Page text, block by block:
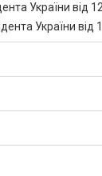
України від
України